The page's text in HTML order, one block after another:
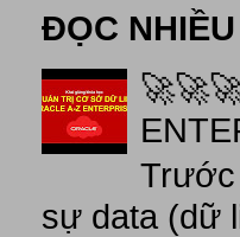
ĐỌC NHIỀU
Trước
sự data (dữ